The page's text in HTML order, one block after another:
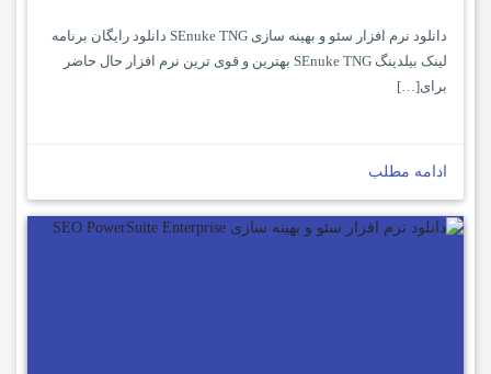
دانلود نرم افزار سئو و بهینه سازی SEnuke TNG دانلود رایگان برنامه
لینک بیلدینگ SEnuke TNG بهترین و قوی ترین نرم افزار حال حاضر
برای[…]
ادامه مطلب